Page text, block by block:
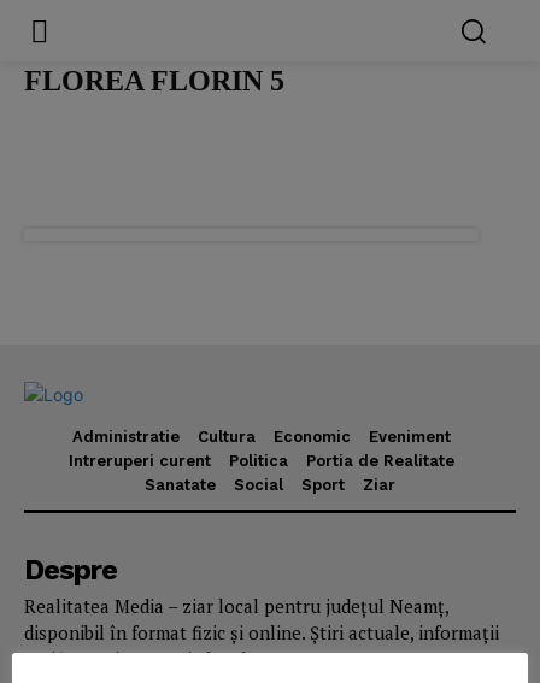
FLOREA FLORIN 5
Administratie Cultura Economic
Eveniment
Intreruperi curent
Politica
Portia de Realitate
Sanatate
Social Sport Ziar
Despre
Realitatea Media – ziar local pentru județul Neamț,
disponibil în format fizic și online. Știri actuale, informații
verificate și reportaje locale.